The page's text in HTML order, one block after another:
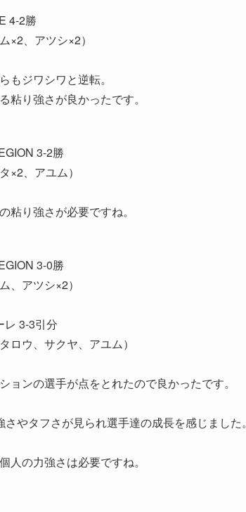
4-2勝
×2、アツシ×2）
もジワシワと逆転。
粘り強さが良かったです。
3-2勝
×2、アユム）
粘り強さが必要ですね。
3-0勝
、アツシ×2）
3-3引分
ロウ、サクヤ、アユム）
ョンの選手が点をとれたので良かったです。
さやタフさが見られ選手達の成長を感じました。
人の力強さは必要ですね。